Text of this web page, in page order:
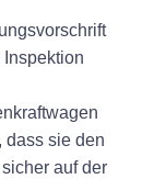
dass sie den
auf der